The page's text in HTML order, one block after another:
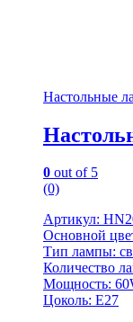
Настольные
0 out of 5
(0)
Артикул:
Основной
Тип лампы:
Количество
Мощность:
Цоколь: Е27